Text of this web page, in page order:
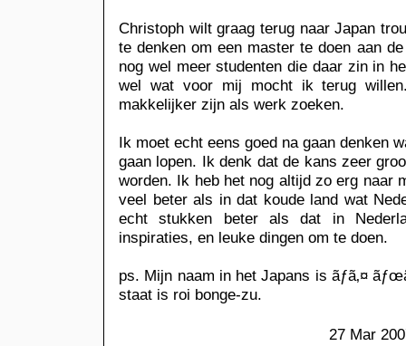
Christoph wilt graag terug naar Japan
te denken om een master te doen aan
nog wel meer studenten die daar zin in
wel wat voor mij mocht ik terug
makkelijker zijn als werk zoeken.
Ik moet echt eens goed na gaan denken
gaan lopen. Ik denk dat de kans zeer
worden. Ik heb het nog altijd zo erg naar
veel beter als in dat koude land wat
echt stukken beter als dat in
inspiraties, en leuke dingen om te doen.
ps. Mijn naam in het Japans is ãƒ­ã‚¤
staat is roi bonge-zu.
27 Mar